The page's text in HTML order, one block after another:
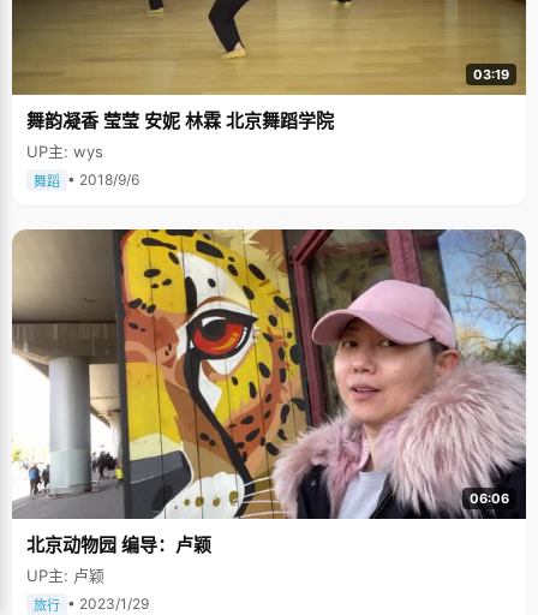
03:19
舞韵凝香 莹莹 安妮 林霖 北京舞蹈学院
UP主: wys
舞蹈 • 2018/9/6
06:06
北京动物园 编导：卢颖
UP主: 卢颖
旅行 • 2023/1/29